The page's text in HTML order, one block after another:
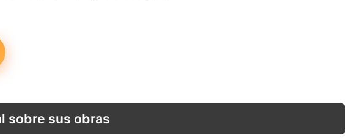
sobre sus obras